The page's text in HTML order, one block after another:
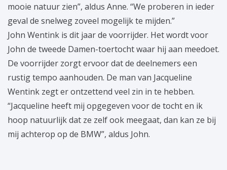
mooie natuur zien”, aldus Anne. “We proberen in ieder
geval de snelweg zoveel mogelijk te mijden.”
John Wentink is dit jaar de voorrijder. Het wordt voor
John de tweede Damen-toertocht waar hij aan meedoet.
De voorrijder zorgt ervoor dat de deelnemers een
rustig tempo aanhouden. De man van Jacqueline
Wentink zegt er ontzettend veel zin in te hebben.
“Jacqueline heeft mij opgegeven voor de tocht en ik
hoop natuurlijk dat ze zelf ook meegaat, dan kan ze bij
mij achterop op de BMW”, aldus John.